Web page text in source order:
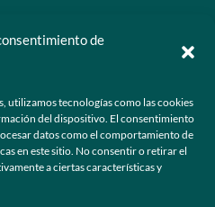
de
utilizamos tecnologías como las cookies
del dispositivo. El consentimiento
datos como el comportamiento de
en este sitio. No consentir o retirar el
a ciertas características y